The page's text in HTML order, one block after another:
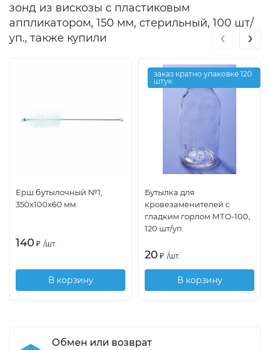
зонд из вискозы с пластиковым
аппликатором, 150 мм, стерильный, 100 шт/
уп., также купили
Ерш бутылочный №1,
350х100х60 мм
140 ₽ /шт.
В корзину
заказ кратно упаковке 120
штук
Бутылка для
кровезаменителей с
гладким горлом МТО-100,
120 шт/уп.
20 ₽ /шт.
В корзину
‹ ›
Обмен или возврат